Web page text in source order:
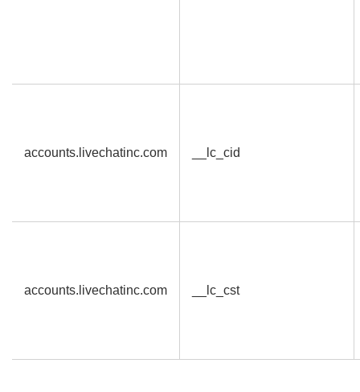
accounts.livechatinc.com __lc_cid
accounts.livechatinc.com __lc_cst